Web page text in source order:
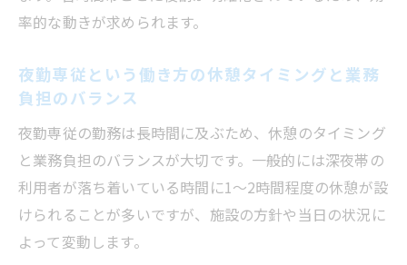
率的な動きが求められます。
夜勤専従という働き方の休憩タイミングと業務
負担のバランス
夜勤専従の勤務は長時間に及ぶため、休憩のタイミング
と業務負担のバランスが大切です。一般的には深夜帯の
利用者が落ち着いている時間に1～2時間程度の休憩が設
けられることが多いですが、施設の方針や当日の状況に
よって変動します。